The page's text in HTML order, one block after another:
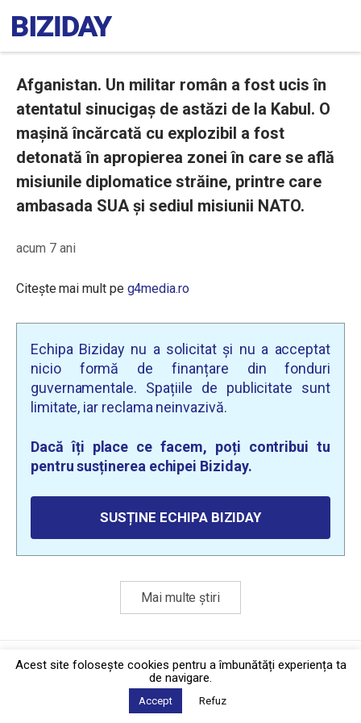
Afganistan. Un militar român a fost ucis în
atentatul sinucigaș de astăzi de la Kabul. O
mașină încărcată cu explozibil a fost
detonată în apropierea zonei în care se află
misiunile diplomatice străine, printre care
ambasada SUA și sediul misiunii NATO.
acum 7 ani
Citește mai mult pe g4media.ro
Echipa Biziday nu a solicitat și nu a acceptat
nicio formă de finanțare din fonduri
guvernamentale. Spațiile de publicitate sunt
limitate, iar reclama neinvazivă.
Dacă îți place ce facem, poți contribui tu
pentru susținerea echipei Biziday.
SUSȚINE ECHIPA BIZIDAY
Mai multe știri
Politica de confidențialitate·Contact
2026 © Biziday
Acest site foloseşte cookies pentru a îmbunătăți experiența ta
de navigare.
Accept Refuz